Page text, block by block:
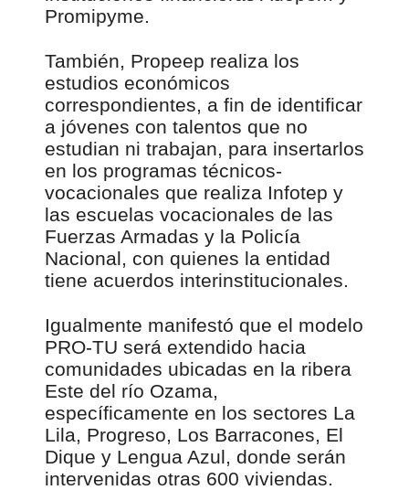
Promipyme.
También, Propeep realiza los
estudios económicos
correspondientes, a fin de identificar
a jóvenes con talentos que no
estudian ni trabajan, para insertarlos
en los programas técnicos-
vocacionales que realiza Infotep y
las escuelas vocacionales de las
Fuerzas Armadas y la Policía
Nacional, con quienes la entidad
tiene acuerdos interinstitucionales.
Igualmente manifestó que el modelo
PRO-TU será extendido hacia
comunidades ubicadas en la ribera
Este del río Ozama,
específicamente en los sectores La
Lila, Progreso, Los Barracones, El
Dique y Lengua Azul, donde serán
intervenidas otras 600 viviendas.